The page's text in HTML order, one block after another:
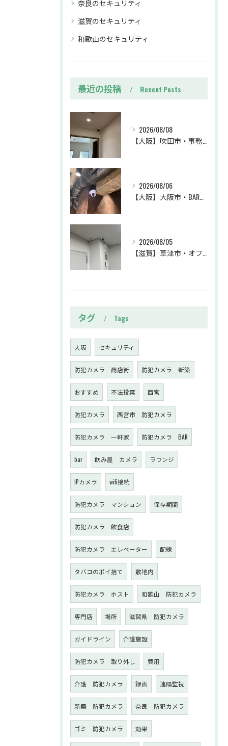
奈良のセキュリティ
滋賀のセキュリティ
和歌山のセキュリティ
最近の投稿 Recent Posts
2026/08/08
2026/08/06
2026/08/05
タグ Tags
大阪 セキュリティ
防犯カメラ 商店街 防犯カメラ 新築
おすすめ 不法投棄 西宮
防犯カメラ 西宮市 防犯カメラ
防犯カメラ 一軒家 防犯カメラ BAR
bar 飲み屋 カメラ ラウンジ
IPカメラ wifi接続
防犯カメラ マンション 保存期間
防犯カメラ 飲食店
防犯カメラ エレベーター 配線
タバコのポイ捨て 敷地内
防犯カメラ ホスト 和歌山 防犯カメラ
専門店 場所 滋賀県 防犯カメラ
ガイドライン 介護施設
防犯カメラ 取り外し 費用
介護 防犯カメラ 録画 遠隔監視
新築 防犯カメラ 奈良 防犯カメラ
ゴミ 防犯カメラ 効果